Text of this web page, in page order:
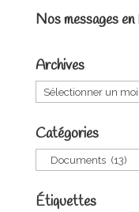
Nos messages
Archives
Archives
Catégories
Catégories
Étiquettes